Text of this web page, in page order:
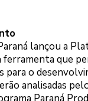
lançou a
que
para o
analisadas